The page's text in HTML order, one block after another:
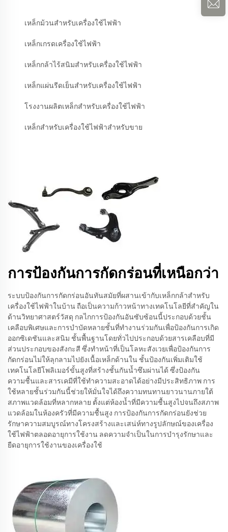
เหล็กม้วนสำหรับเครื่องใช้ไฟฟ้า
เหล็กเกรดเครื่องใช้ไฟฟ้า
เหล็กกล้าไร้สนิมสำหรับเครื่องใช้ไฟฟ้า
เหล็กแผ่นรีดเย็นสำหรับเครื่องใช้ไฟฟ้า
โรงงานผลิตเหล็กสำหรับเครื่องใช้ไฟฟ้า
เหล็กสำหรับเครื่องใช้ไฟฟ้าสำหรับขาย
การป้องกันการกัดกร่อนที่เหนือกว่า
ระบบป้องกันการกัดกร่อนอันทันสมัยที่ผสานเข้ากับเหล็กกล้าสำหรับ
เครื่องใช้ไฟฟ้าในบ้าน ถือเป็นความก้าวหน้าทางเทคโนโลยีที่สำคัญใน
ด้านวิทยาศาสตร์วัสดุ กลไกการป้องกันอันซับซ้อนนี้ประกอบด้วยชั้น
เคลือบพิเศษและการบำบัดหลายชั้นที่ทำงานร่วมกันเพื่อป้องกันการเกิด
ออกซิเดชันและสนิม ชั้นพื้นฐานโดยทั่วไปประกอบด้วยสารเคลือบที่มี
ส่วนประกอบของสังกะสี ซึ่งทำหน้าที่เป็นโลหะสังเวยเพื่อป้องกันการ
กัดกร่อนไม่ให้ลุกลามไปยังเนื้อเหล็กด้านใน ชั้นป้องกันเพิ่มเติมใช้
เทคโนโลยีโพลิเมอร์ขั้นสูงที่สร้างชั้นกันน้ำซึมผ่านได้ ซึ่งป้องกัน
ความชื้นและสารเคมีที่ใช้ทำความสะอาดได้อย่างมีประสิทธิภาพ การ
ใช้หลายชั้นร่วมกันนี้ช่วยให้มั่นใจได้ถึงความทนทานยาวนานภายใต้
สภาพแวดล้อมที่หลากหลาย ตั้งแต่ห้องน้ำที่มีความชื้นสูงไปจนถึงสภาพ
แวดล้อมในห้องครัวที่มีความชื้นสูง การป้องกันการกัดกร่อนยังช่วย
รักษาความสมบูรณ์ทางโครงสร้างและเสน่ห์ทางรูปลักษณ์ของเครื่อง
ใช้ไฟฟ้าตลอดอายุการใช้งาน ลดความจำเป็นในการบำรุงรักษาและ
ยืดอายุการใช้งานของเครื่องใช้